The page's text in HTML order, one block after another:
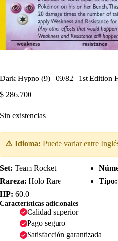
Dark Hypno (9) | 09/82 | 1st Edition
$ 286.700
Sin existencias
⚠️ Idioma: Puede variar entre
Set: Team Rocket
Rareza: Holo Rare Tipo:
HP: 60.0
Características adicionales
Calidad superior
Pago seguro
Satisfacción garantizada